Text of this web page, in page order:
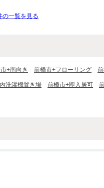
の一覧を見る
+南向き 前橋市+フローリング
洗濯機置き場 前橋市+即入居可